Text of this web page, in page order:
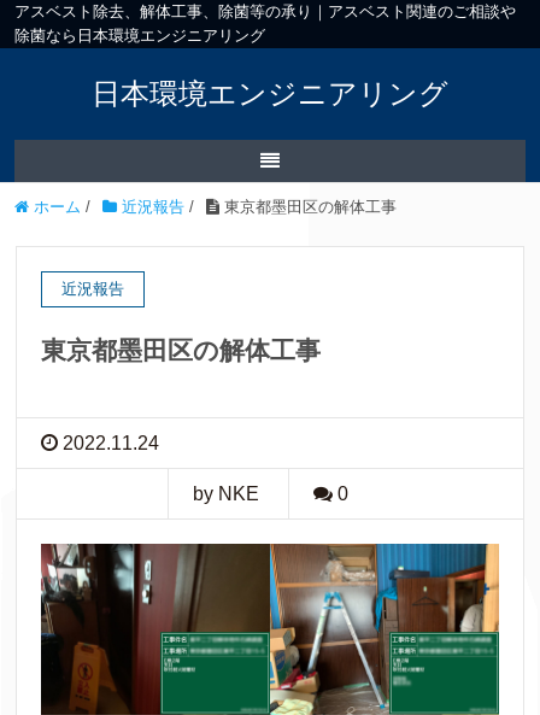
アスベスト除去、解体工事、除菌等の承り｜アスベスト関連のご相談や
除菌なら日本環境エンジニアリング
日本環境エンジニアリング
ホーム / 近況報告 / 東京都墨田区の解体工事
近況報告
東京都墨田区の解体工事
2022.11.24
by NKE 0